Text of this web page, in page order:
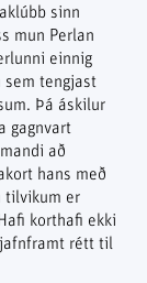
sinn
mun Perlan
einnig
tengjast
Þá áskilur
gagnvart
að
hans með
tilvikum er
korthafi ekki
rétt til